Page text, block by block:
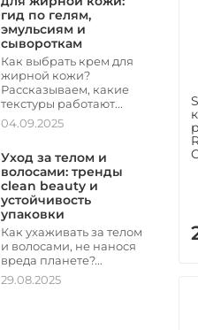
гид по гелям,
эмульсиям и
сывороткам
Как выбрать крем для
жирной кожи?
Рассказываем, какие
текстуры работают...
04.09.2025
Уход за телом и
волосами: тренды
clean beauty и
устойчивость
упаковки
Как ухаживать за телом
и волосами, не нанося
вреда планете?...
29.08.2025